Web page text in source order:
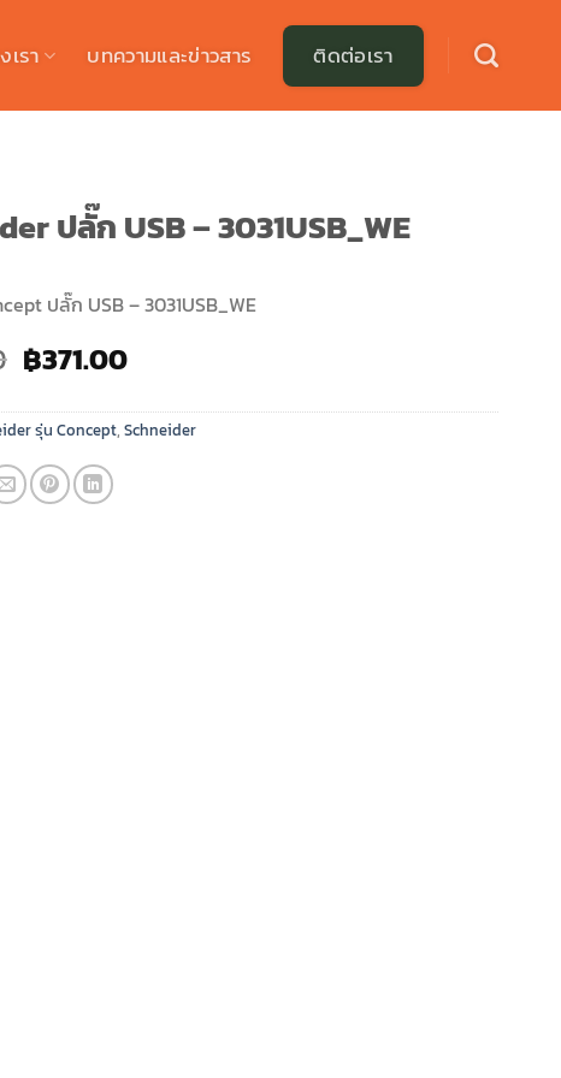
เรา บทความและข่าวสาร ติดต่อเรา
ปลั๊ก USB – 3031USB_WE
ปลั๊ก USB – 3031USB_WE
Original
was:
฿530.00.
฿371.00Current
is:
฿371.00.
รุ่น Concept, Schneider